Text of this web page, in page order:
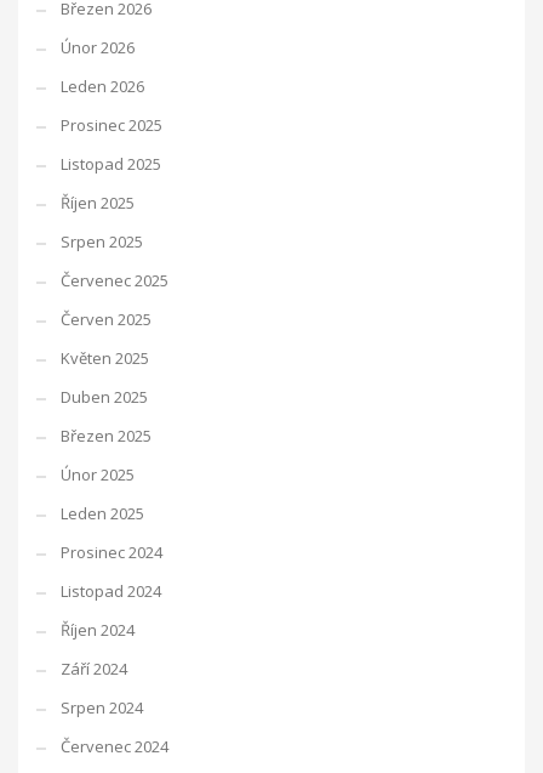
Březen 2026
Únor 2026
Leden 2026
Prosinec 2025
Listopad 2025
Říjen 2025
Srpen 2025
Červenec 2025
Červen 2025
Květen 2025
Duben 2025
Březen 2025
Únor 2025
Leden 2025
Prosinec 2024
Listopad 2024
Říjen 2024
Září 2024
Srpen 2024
Červenec 2024